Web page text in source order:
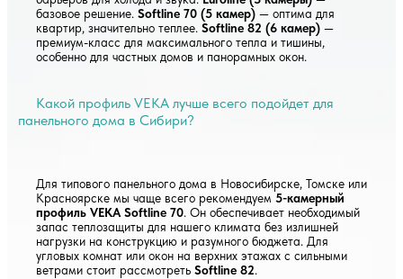
базовое решение. Softline 70 (5 камер) — оптима для
квартир, значительно теплее. Softline 82 (6 камер) —
премиум-класс для максимального тепла и тишины,
особенно для частных домов и панорамных окон.
Какой профиль VEKA лучше всего подойдет для
панельного дома в Сибири?
Для типового панельного дома в Новосибирске, Томске или
Красноярске мы чаще всего рекомендуем 5-камерный
профиль VEKA Softline 70. Он обеспечивает необходимый
запас теплозащиты для нашего климата без излишней
нагрузки на конструкцию и разумного бюджета. Для
угловых комнат или окон на верхних этажах с сильными
ветрами стоит рассмотреть Softline 82.